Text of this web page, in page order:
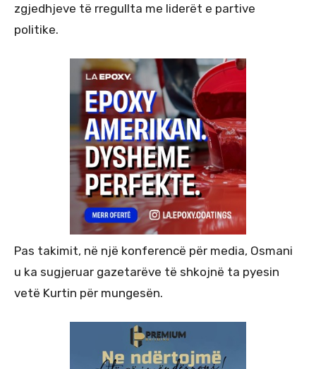
zgjedhjeve të rregullta me liderët e partive
politike.
Pas takimit, në një konferencë për media, Osmani
u ka sugjeruar gazetarëve të shkojnë ta pyesin
vetë Kurtin për mungesën.